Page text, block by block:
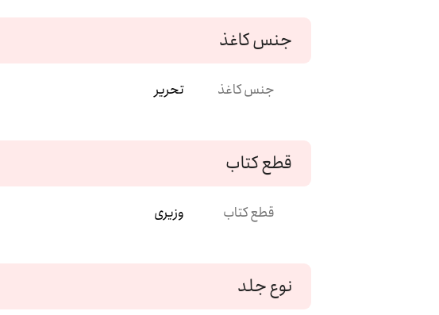
جنس کاغذ
جنس کاغذ تحریر
قطع کتاب
قطع کتاب وزیری
نوع جلد